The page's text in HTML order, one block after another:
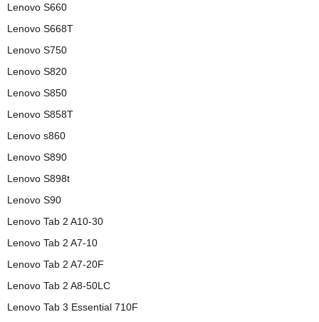
Lenovo S660
Lenovo S668T
Lenovo S750
Lenovo S820
Lenovo S850
Lenovo S858T
Lenovo s860
Lenovo S890
Lenovo S898t
Lenovo S90
Lenovo Tab 2 A10-30
Lenovo Tab 2 A7-10
Lenovo Tab 2 A7-20F
Lenovo Tab 2 A8-50LС
Lenovo Tab 3 Essential 710F